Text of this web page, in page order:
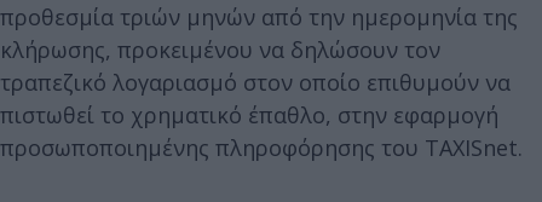
προθεσμία τριών μηνών από την ημερομηνία της
κλήρωσης, προκειμένου να δηλώσουν τον
τραπεζικό λογαριασμό στον οποίο επιθυμούν να
πιστωθεί το χρηματικό έπαθλο, στην εφαρμογή
προσωποποιημένης πληροφόρησης του TAXISnet.